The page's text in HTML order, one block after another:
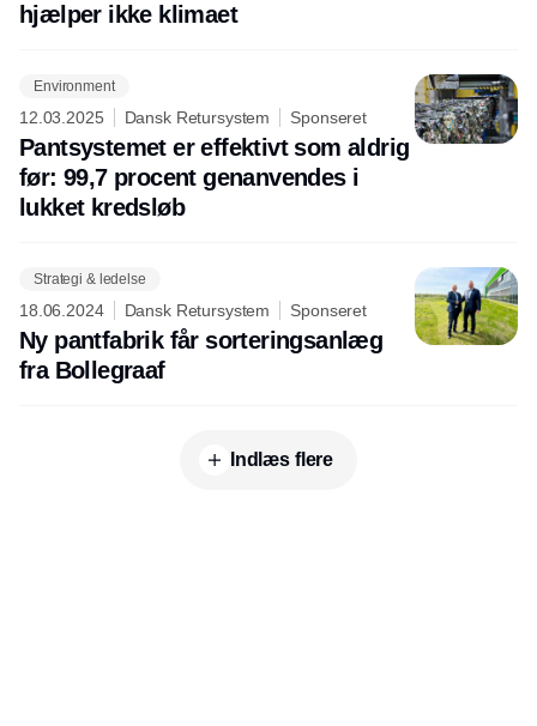
hjælper ikke klimaet
Environment
12.03.2025 Dansk Retursystem Sponseret
Pantsystemet er effektivt som aldrig
før: 99,7 procent genanvendes i
lukket kredsløb
Strategi & ledelse
18.06.2024 Dansk Retursystem Sponseret
Ny pantfabrik får sorteringsanlæg
fra Bollegraaf
Indlæs flere